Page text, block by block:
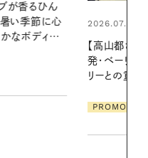
デンマーク
敵な大人の
の一日。汗ば